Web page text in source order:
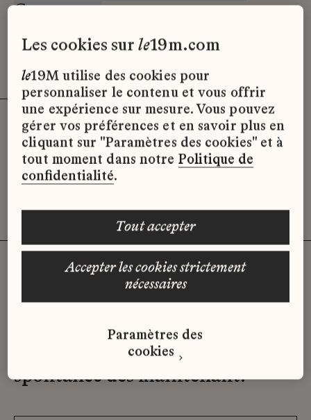
Goossens
Désolé, il semble qu’il n’y ait pas
d’offres d’emploi disponibles pour le
moment.
Vous n'avez pas trouvé d'offre
qui correspond à votre profil ?
Envoyez-nous votre candidature
spontanée dès maintenant.
les cookies surle19m.com
le19M utilise des cookies pour
personnaliser le contenu et vous offrir
une expérience sur mesure. Vous pouvez
gérer vos préférences et en savoir plus en
cliquant sur "Paramètres des cookies" et à
tout moment dans notre Politique de
confidentialité.
accepter les cookies strictement
nécessaires
tout accepter
Paramètres des
cookies